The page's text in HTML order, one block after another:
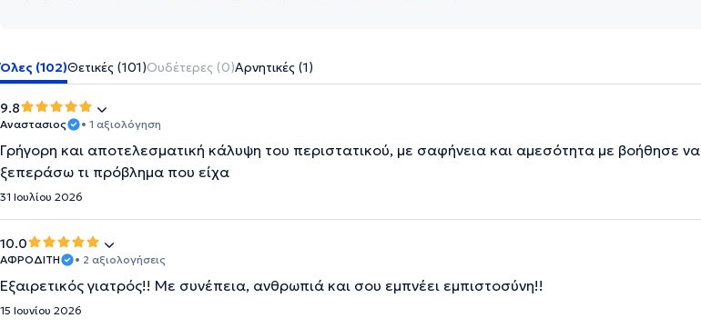
Όλες (102)Θετικές (101)Ουδέτερες (0)Αρνητικές (1)
9.8
Αναστασιος • 1 αξιολόγηση
Γρήγορη και αποτελεσματική κάλυψη του περιστατικού, με σαφήνεια και αμεσότητα με βοήθησε να
ξεπεράσω τι πρόβλημα που είχα
31 Ιουλίου 2026
10.0
ΑΦΡΟΔΙΤΗ • 2 αξιολογήσεις
Εξαιρετικός γιατρός!! Με συνέπεια, ανθρωπιά και σου εμπνέει εμπιστοσύνη!!
15 Ιουνίου 2026